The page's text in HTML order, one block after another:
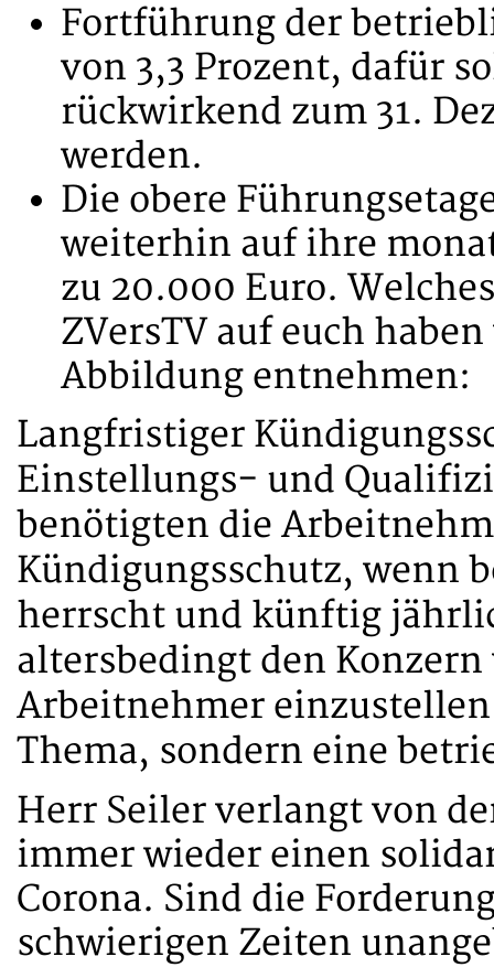
Fortführung der
von 3,3 Prozent, dafür
rückwirkend zum 31.
werden.
Die obere
weiterhin auf ihre
zu 20.000 Euro.
ZVersTV auf euch
Abbildung entnehmen:
Langfristiger
Einstellungs- und
benötigten die
Kündigungsschutz, wenn
herrscht und künftig
altersbedingt den Konzern
Arbeitnehmer
Thema, sondern eine
Herr Seiler verlangt von
immer wieder einen
Corona. Sind die
schwierigen Zeiten